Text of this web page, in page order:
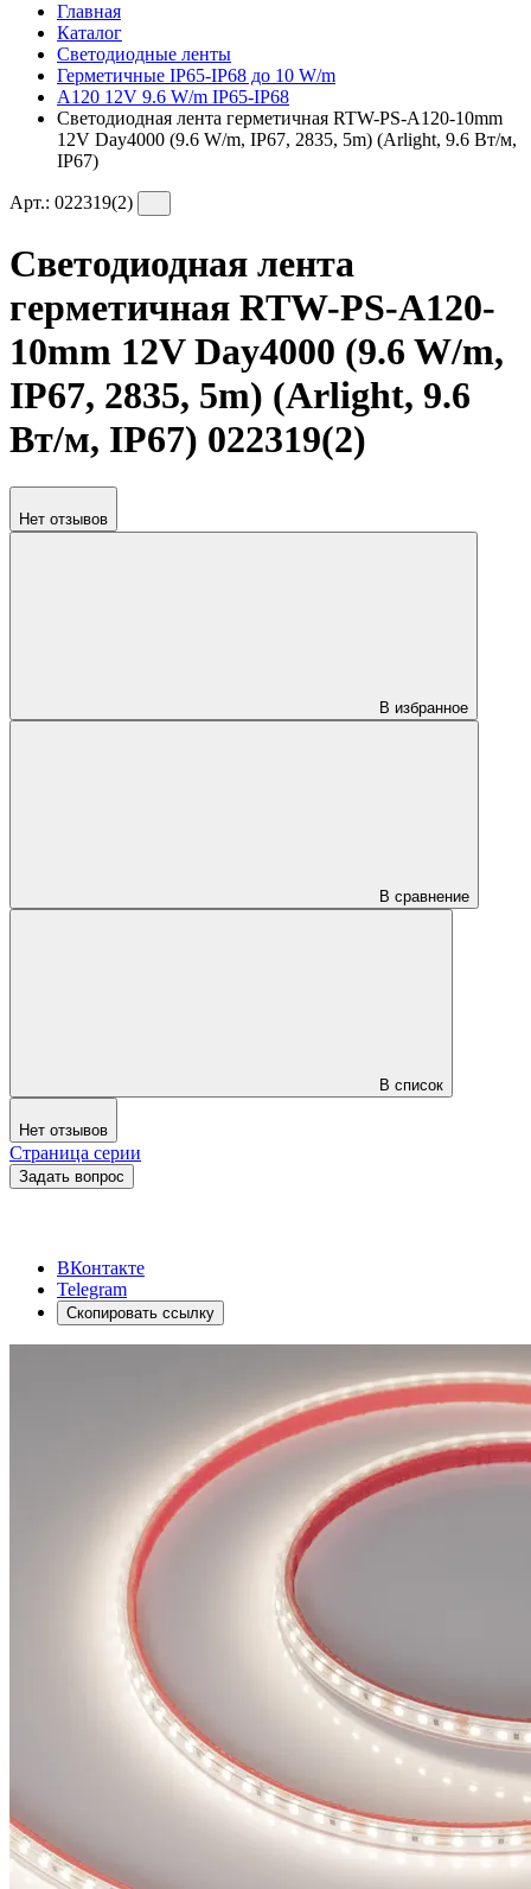
Главная
Каталог
Светодиодные ленты
Герметичные IP65-IP68 до 10 W/m
A120 12V 9.6 W/m IP65-IP68
Светодиодная лента герметичная RTW-PS-A120-10mm
12V Day4000 (9.6 W/m, IP67, 2835, 5m) (Arlight, 9.6 Вт/м,
IP67)
Арт.: 022319(2)
Светодиодная лента
герметичная RTW-PS-A120-
10mm 12V Day4000 (9.6 W/m,
IP67, 2835, 5m) (Arlight, 9.6
Вт/м, IP67) 022319(2)
Нет отзывов
В избранное
В сравнение
В список
Нет отзывов
Страница серии
Задать вопрос
ВКонтакте
Telegram
Скопировать ссылку